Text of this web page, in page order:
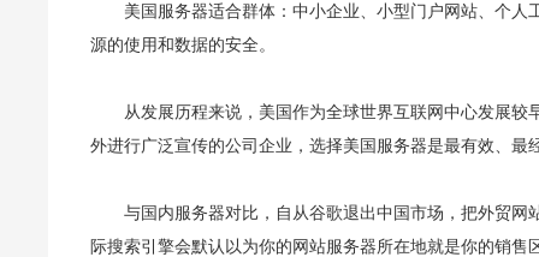
美国服务器适合群体：中小企业、小型门户网站、个
源的使用和数据的安全。
从发展历程来说，美国作为全球世界互联网中心发展
外进行广泛宣传的公司企业，选择美国服务器是最有效、最
与国内服务器对比，自从谷歌退出中国市场，把外贸
际搜索引擎会默认以为你的网站服务器所在地就是你的销